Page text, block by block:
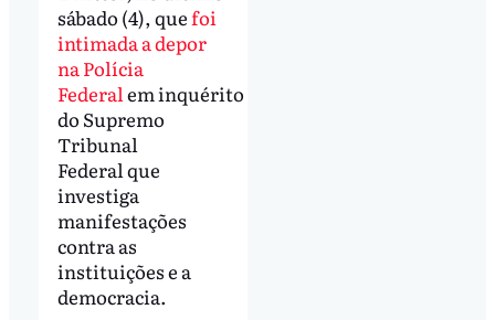
sábado (4), que foi
intimada a depor
na Polícia
Federal em inquérito
do Supremo
Tribunal
Federal que
investiga
manifestações
contra as
instituições e a
democracia.